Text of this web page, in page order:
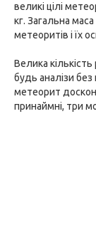
великі цілі
кг. Загальна
метеоритів і їх
Велика
будь аналізи
метеорит
принаймні, три